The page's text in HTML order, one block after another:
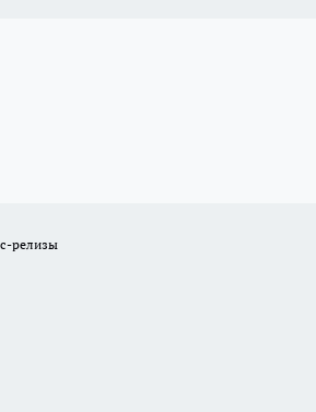
релизы